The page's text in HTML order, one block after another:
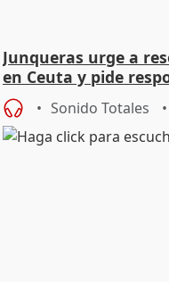
Junqueras urge a
en Ceuta y pide
Sonido Totales